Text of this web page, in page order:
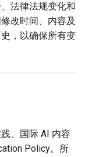
法律法规变化和
改时间、内容及
，以确保所有变
、国际 AI 内容
Policy。所